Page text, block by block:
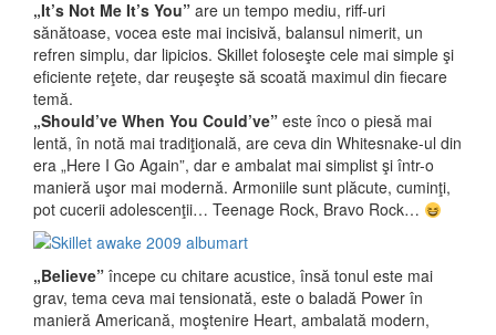
„It’s Not Me It’s You” are un tempo mediu, riff-uri
sănătoase, vocea este mai incisivă, balansul nimerit, un
refren simplu, dar lipicios. Skillet foloseşte cele mai simple şi
eficiente reţete, dar reuşeşte să scoată maximul din fiecare
temă.
„Should’ve When You Could’ve” este înco o piesă mai
lentă, în notă mai tradiţională, are ceva din Whitesnake-ul din
era „Here I Go Again”, dar e ambalat mai simplist şi într-o
manieră uşor mai modernă. Armoniile sunt plăcute, cuminţi,
pot cucerii adolescenţii… Teenage Rock, Bravo Rock…
„Believe” începe cu chitare acustice, însă tonul este mai
grav, tema ceva mai tensionată, este o baladă Power în
manieră Americană, moştenire Heart, ambalată modern,